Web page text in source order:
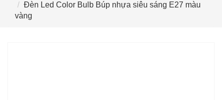
Đèn Led Color Bulb Búp nhựa siêu sáng E27 màu
vàng